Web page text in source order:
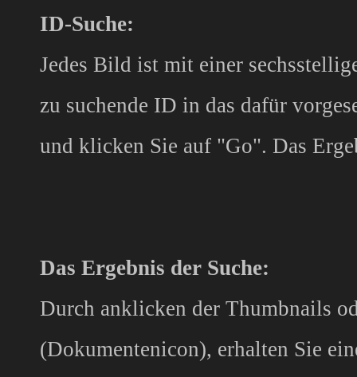
ID-Suche:
Jedes Bild ist mit einer
zu suchende ID in das dafür
und klicken Sie auf "Go". Das
Das Ergebnis der Suche:
Durch anklicken der Thumbnails
(Dokumentenicon), erhalten Sie